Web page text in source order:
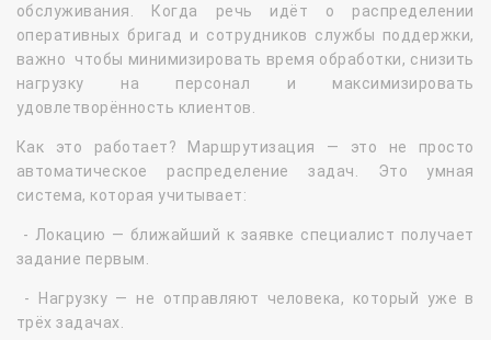
обслуживания. Когда речь идёт о распределении
оперативных бригад и сотрудников службы поддержки,
важно чтобы минимизировать время обработки, снизить
нагрузку на персонал и максимизировать
удовлетворённость клиентов.
Как это работает? Маршрутизация — это не просто
автоматическое распределение задач. Это умная
система, которая учитывает:
- Локацию — ближайший к заявке специалист получает
задание первым.
- Нагрузку — не отправляют человека, который уже в
трёх задачах.